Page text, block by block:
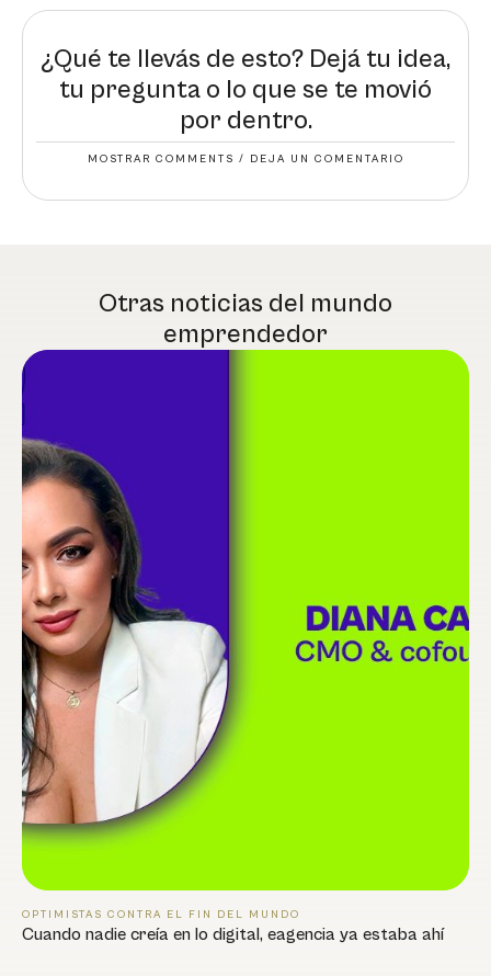
¿Qué te llevás de esto? Dejá tu idea,
tu pregunta o lo que se te movió
por dentro.
MOSTRAR COMMENTS / DEJA UN COMENTARIO
Otras noticias del mundo
emprendedor
OPTIMISTAS CONTRA EL FIN DEL MUNDO
Cuando nadie creía en lo digital, eagencia ya estaba ahí